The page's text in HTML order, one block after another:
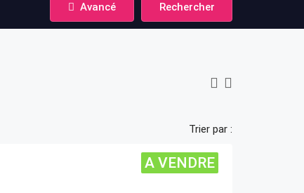
Avancé Rechercher
Trier par :
A VENDRE